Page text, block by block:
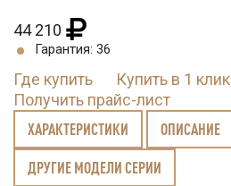
44 210
Гарантия: 36
Где купить
Купить в 1 клик
Получить прайс-лист
ХАРАКТЕРИСТИКИ ОПИСАНИЕ
ДРУГИЕ МОДЕЛИ СЕРИИ